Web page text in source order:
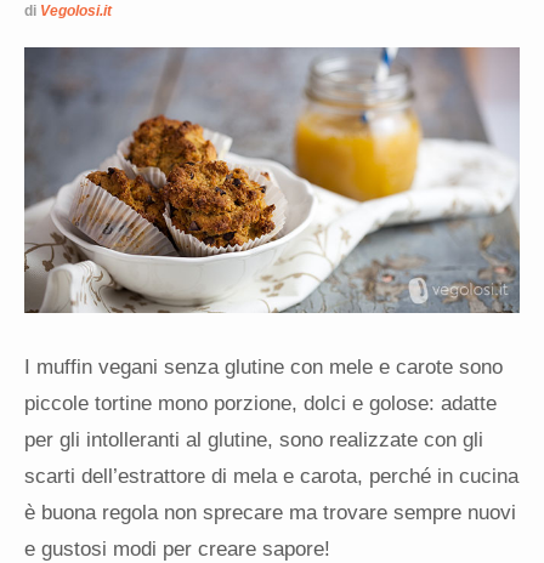
di Vegolosi.it
I muffin vegani senza glutine con mele e carote sono
piccole tortine mono porzione, dolci e golose: adatte
per gli intolleranti al glutine, sono realizzate con gli
scarti dell’estrattore di mela e carota, perché in cucina
è buona regola non sprecare ma trovare sempre nuovi
e gustosi modi per creare sapore!